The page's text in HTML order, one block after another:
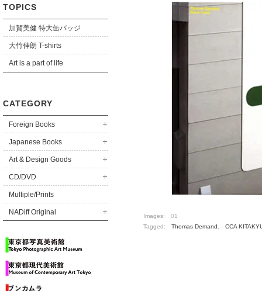
TOPICS
加賀美健 特大缶バッジ
大竹伸朗 T-shirts
Art is a part of life
CATEGORY
Foreign Books
Japanese Books
Art & Design Goods
CD/DVD
Multiple/Prints
NADiff Original Images: 01
Tagged: Thomas Demand CCA